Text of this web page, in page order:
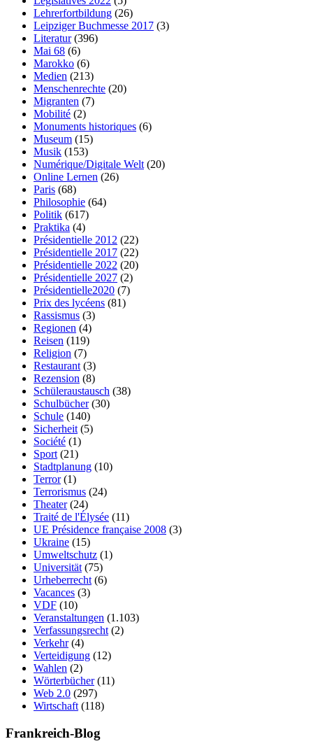
Lehrerfortbildung (26)
Leipziger Buchmesse 2017 (3)
Literatur(396)
Mai 68 (6)
Marokko (6)
Medien (213)
Menschenrechte (20)
Migranten (7)
Mobilité (2)
Monuments historiques (6)
Museum (15)
Musik (153)
Numérique/Digitale Welt (20)
Online Lernen (26)
Paris (68)
Philosophie (64)
Politik (617)
Praktika (4)
Présidentielle 2012 (22)
Présidentielle 2017 (22)
Présidentielle 2022 (20)
Présidentielle 2027 (2)
Présidentielle2020 (7)
Prix des lycéens (81)
Rassismus (3)
Regionen (4)
Reisen (119)
Religion (7)
Restaurant (3)
Rezension (8)
Schüleraustausch (38)
Schulbücher(30)
Schule (140)
Sicherheit (5)
Société (1)
Sport (21)
Stadtplanung (10)
Terror(1)
Terrorismus (24)
Theater(24)
Traité de l'Élysée (11)
UE Présidence française 2008 (3)
Ukraine (15)
Umweltschutz (1)
Universität (75)
Urheberrecht (6)
Vacances (3)
VDF (10)
Veranstaltungen (1.103)
Verfassungsrecht (2)
Verkehr(4)
Verteidigung (12)
Wahlen (2)
Wörterbücher(11)
Web 2.0 (297)
Wirtschaft (118)
Frankreich-Blog